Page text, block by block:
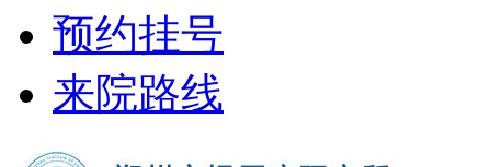
预约挂号
来院路线